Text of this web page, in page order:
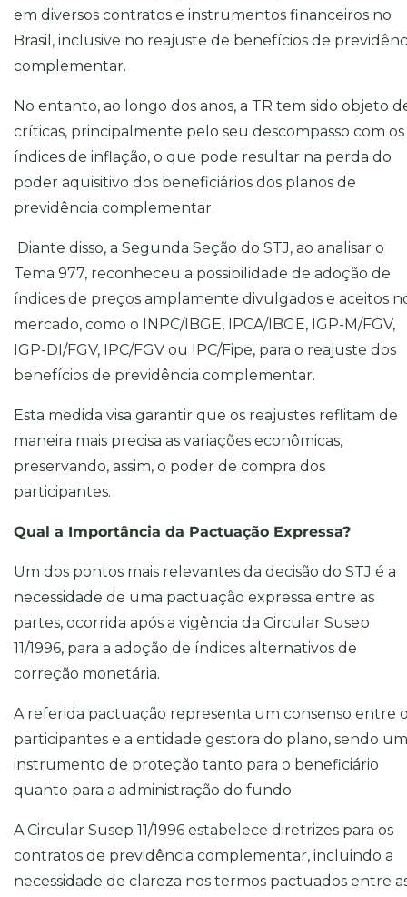
em diversos contratos e instrumentos financeiros no
Brasil, inclusive no reajuste de benefícios de
complementar.
No entanto, ao longo dos anos, a TR tem sido objeto
críticas, principalmente pelo seu descompasso com os
índices de inflação, o que pode resultar na perda do
poder aquisitivo dos beneficiários dos planos de
previdência complementar.
Diante disso, a Segunda Seção do STJ, ao analisar o
Tema 977, reconheceu a possibilidade de adoção de
índices de preços amplamente divulgados e aceitos
mercado, como o INPC/IBGE, IPCA/IBGE, IGP-M/FGV,
IGP-DI/FGV, IPC/FGV ou IPC/Fipe, para o reajuste dos
benefícios de previdência complementar.
Esta medida visa garantir que os reajustes reflitam de
maneira mais precisa as variações econômicas,
preservando, assim, o poder de compra dos
participantes.
Qual a Importância da Pactuação Expressa?
Um dos pontos mais relevantes da decisão do STJ é a
necessidade de uma pactuação expressa entre as
partes, ocorrida após a vigência da Circular Susep
11/1996, para a adoção de índices alternativos de
correção monetária.
A referida pactuação representa um consenso entre
participantes e a entidade gestora do plano, sendo um
instrumento de proteção tanto para o beneficiário
quanto para a administração do fundo.
A Circular Susep 11/1996 estabelece diretrizes para os
contratos de previdência complementar, incluindo a
necessidade de clareza nos termos pactuados entre